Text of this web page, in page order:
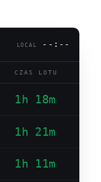
LOCAL --:--
CZAS LOTU
1h 18m
1h 21m
1h 11m